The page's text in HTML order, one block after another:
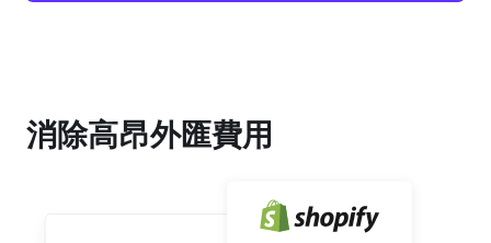
消除高昂外匯費用